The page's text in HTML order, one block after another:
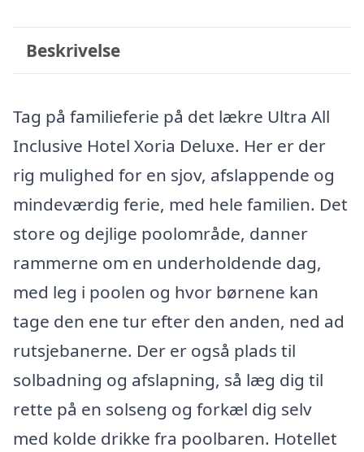
Beskrivelse
Tag på familieferie på det lækre Ultra All
Inclusive Hotel Xoria Deluxe. Her er der
rig mulighed for en sjov, afslappende og
mindeværdig ferie, med hele familien. Det
store og dejlige poolområde, danner
rammerne om en underholdende dag,
med leg i poolen og hvor børnene kan
tage den ene tur efter den anden, ned ad
rutsjebanerne. Der er også plads til
solbadning og afslapning, så læg dig til
rette på en solseng og forkæl dig selv
med kolde drikke fra poolbaren. Hotellet